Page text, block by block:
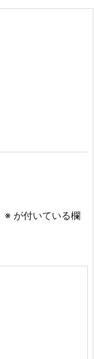
※ が付いている欄